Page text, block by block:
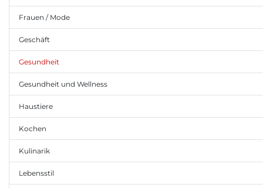
Frauen / Mode
Geschäft
Gesundheit
Gesundheit und Wellness
Haustiere
Kochen
Kulinarik
Lebensstil